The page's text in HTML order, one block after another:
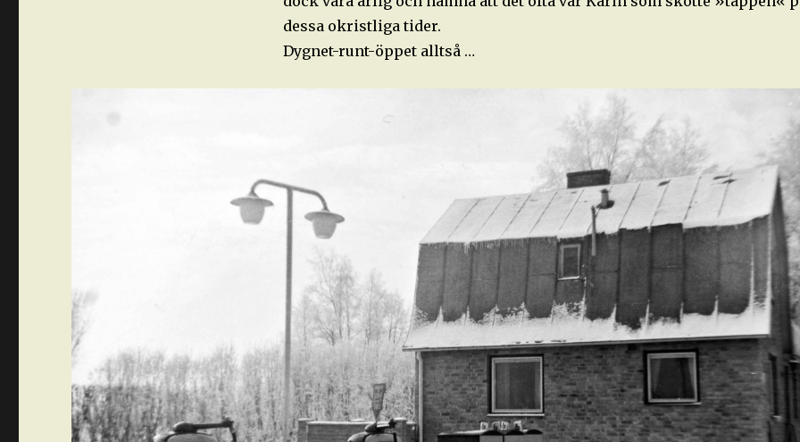
dessa okristliga tider.
Dygnet-runt-öppet alltså …